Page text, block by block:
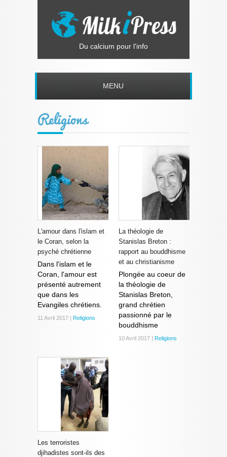
Du calcium pour l'info
MENU
Religions
L'amour dans l'islam et
le Coran, selon la
psyché chrétienne
Dans l'islam et le
Coran, l'amour est
présenté autrement
que dans les
Evangiles chrétiens.
11 Avril 2017 | Religions
La théologie de
Stanislas Breton :
rapport au bouddhisme
et au christianisme
Plongée au coeur de
la théologie de
Stanislas Breton,
grand chrétien
passionné par le
bouddhisme
10 Avril 2017 | Religions
Les terroristes
djihadistes sont-ils des